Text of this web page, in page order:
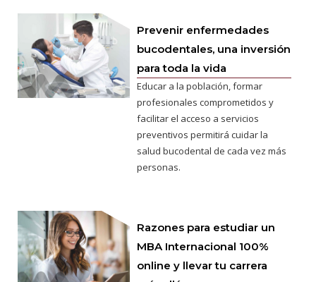
Prevenir enfermedades
bucodentales, una inversión
para toda la vida
Educar a la población, formar
profesionales comprometidos y
facilitar el acceso a servicios
preventivos permitirá cuidar la
salud bucodental de cada vez más
personas.
Razones para estudiar un
MBA Internacional 100%
online y llevar tu carrera